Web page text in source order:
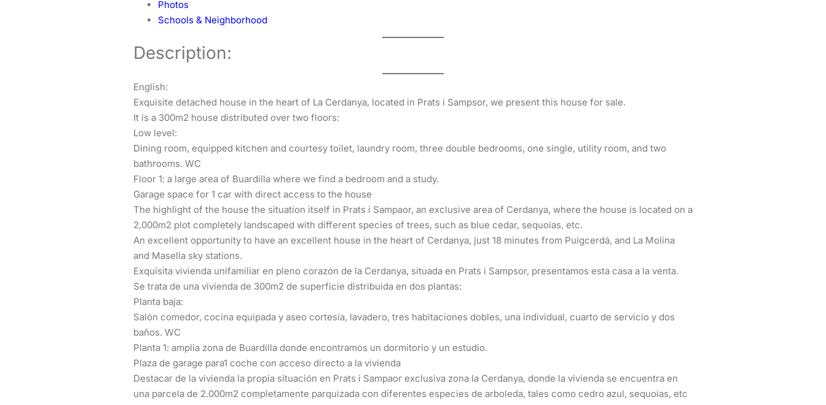
Photos
Schools & Neighborhood
Description:
English:
Exquisite detached house in the heart of La Cerdanya, located in Prats i Sampsor, we present this house for sale.
It is a 300m2 house distributed over two floors:
Low level:
Dining room, equipped kitchen and courtesy toilet, laundry room, three double bedrooms, one single, utility room, and two
bathrooms. WC
Floor 1: a large area of Buardilla where we find a bedroom and a study.
Garage space for 1 car with direct access to the house
The highlight of the house the situation itself in Prats i Sampaor, an exclusive area of Cerdanya, where the house is located on a
2,000m2 plot completely landscaped with different species of trees, such as blue cedar, sequoias, etc.
An excellent opportunity to have an excellent house in the heart of Cerdanya, just 18 minutes from Puigcerdá, and La Molina
and Masella sky stations.
Exquisita vivienda unifamiliar en pleno corazón de la Cerdanya, situada en Prats i Sampsor, presentamos esta casa a la venta.
Se trata de una vivienda de 300m2 de superficie distribuida en dos plantas:
Planta baja:
Salón comedor, cocina equipada y aseo cortesía, lavadero, tres habitaciones dobles, una individual, cuarto de servicio y dos
baños. WC
Planta 1: amplia zona de Buardilla donde encontramos un dormitorio y un estudio.
Plaza de garage para1 coche con acceso directo a la vivienda
Destacar de la vivienda la propia situación en Prats i Sampaor exclusiva zona la Cerdanya, donde la vivienda se encuentra en
una parcela de 2.000m2 completamente parquizada con diferentes especies de arboleda, tales como cedro azul, sequoias, etc